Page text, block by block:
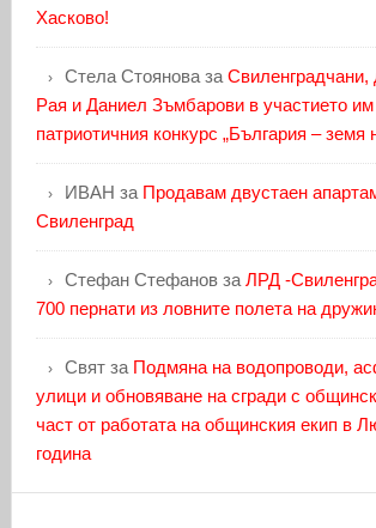
Хасково!
Стела Стояноваза Свиленградчани,
Рая и Даниел Зъмбарови в участието
патриотичния конкурс „България – земя
ИВАН за Продавам двустаен
Свиленград
Стефан Стефановза ЛРД -
700 пернати из ловните полета на
Святза Подмяна на водопроводи,
улици и обновяване на сгради с
част от работата на общинския екип в
година